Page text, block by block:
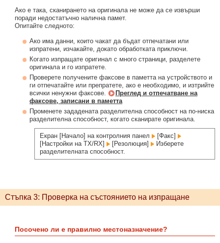
Ако е така, сканирането на оригинала не може да се извърши
поради недостатъчно налична памет.
Опитайте следното:
Ако има данни, които чакат да бъдат отпечатани или
изпратени, изчакайте, докато обработката приключи.
Когато изпращате оригинал с много страници, разделете
оригинала и го изпратете.
Проверете получените факсове в паметта на устройството и
ги отпечатайте или препратете, ако е необходимо, и изтрийте
всички ненужни факсове.
Преглед и отпечатване на
факсове, записани в паметта
Променете зададената разделителна способност на по-ниска
разделителна способност, когато сканирате оригинала.
Екран [Начало] на контролния панел
[Факс]
[Настройки на TX/RX]
[Резолюция]
Изберете
разделителната способност.
Стъпка 3: Проверка на състоянието на изпращане
Посочено ли е правилно местоназначение?